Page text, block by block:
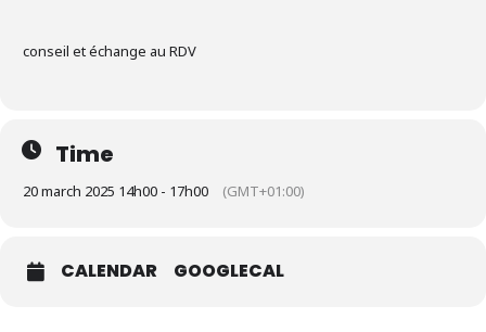
conseil et échange au RDV
Time
20 march 2025 14h00 - 17h00 (GMT+01:00)
CALENDAR GOOGLECAL